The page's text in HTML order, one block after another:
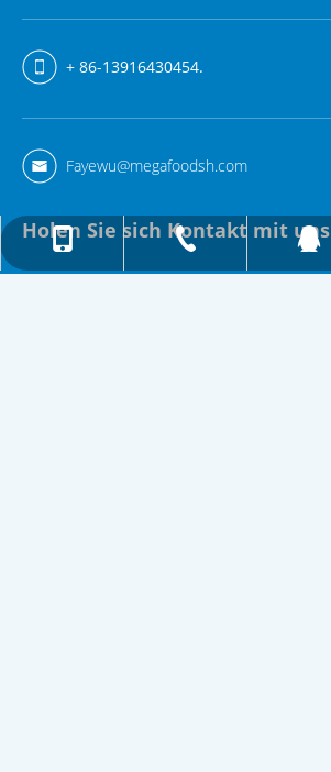
+ 86-13916430454.
Fayewu@megafoodsh.com
+ 86-13916430454.
+ 86-21-64883957.
157615333
Fayewu@megafoodsh.com
Holen Sie sich Kontakt mit uns